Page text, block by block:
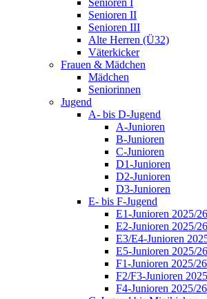
Senioren I
Senioren II
Senioren III
Alte Herren (Ü32)
Väterkicker
Frauen & Mädchen
Mädchen
Seniorinnen
Jugend
A- bis D-Jugend
A-Junioren
B-Junioren
C-Junioren
D1-Junioren
D2-Junioren
D3-Junioren
E- bis F-Jugend
E1-Junioren 2025/26
E2-Junioren 2025/26
E3/E4-Junioren
E5-Junioren 2025/26
F1-Junioren 2025/26
F2/F3-Junioren
F4-Junioren 2025/26